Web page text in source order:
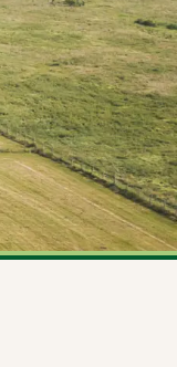
© Dietmar Denger